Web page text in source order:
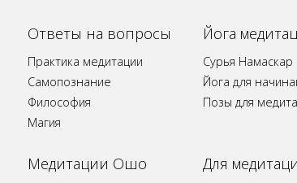
Ответы на вопросы
Практика медитации
Самопознание
Философия
Магия
Йога
Сурья Намаскар
Йога для
Позы для
Медитации Ошо Для